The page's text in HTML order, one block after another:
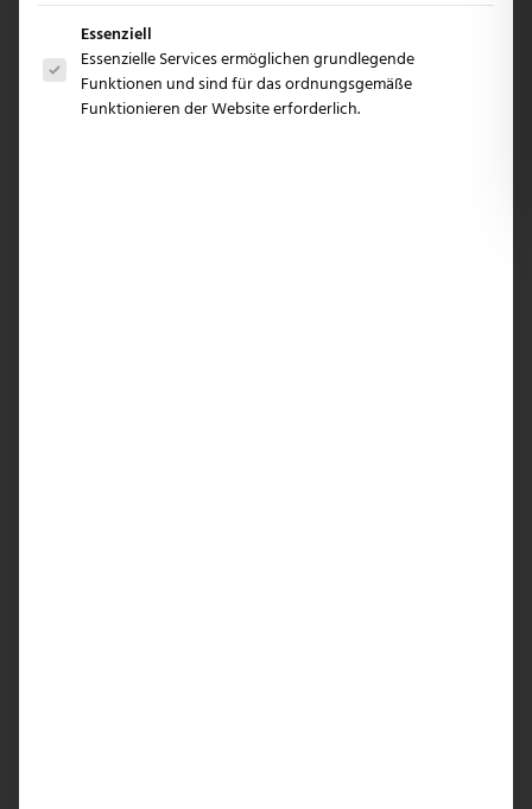
Es folgt eine Liste der Service-Gruppen, für die
Essenziell
Essenzielle Services ermöglichen grundlegende
Funktionen und sind für das ordnungsgemäße
Funktionieren der Website erforderlich.